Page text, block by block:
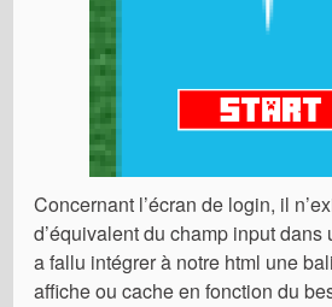
Concernant l’écran de login, il
d’équivalent du champ input
a fallu intégrer à notre html une
affiche ou cache en fonction du